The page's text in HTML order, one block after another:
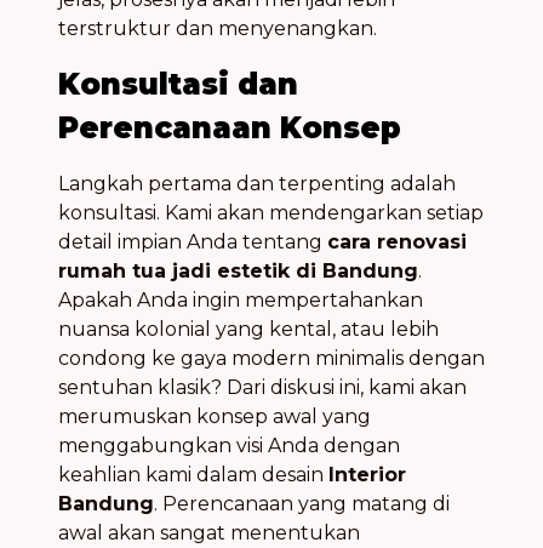
terstruktur dan menyenangkan.
Konsultasi dan
Perencanaan Konsep
Langkah pertama dan terpenting adalah
konsultasi. Kami akan mendengarkan setiap
detail impian Anda tentang cara renovasi
rumah tua jadi estetik di Bandung.
Apakah Anda ingin mempertahankan
nuansa kolonial yang kental, atau lebih
condong ke gaya modern minimalis dengan
sentuhan klasik? Dari diskusi ini, kami akan
merumuskan konsep awal yang
menggabungkan visi Anda dengan
keahlian kami dalam desain Interior
Bandung. Perencanaan yang matang di
awal akan sangat menentukan